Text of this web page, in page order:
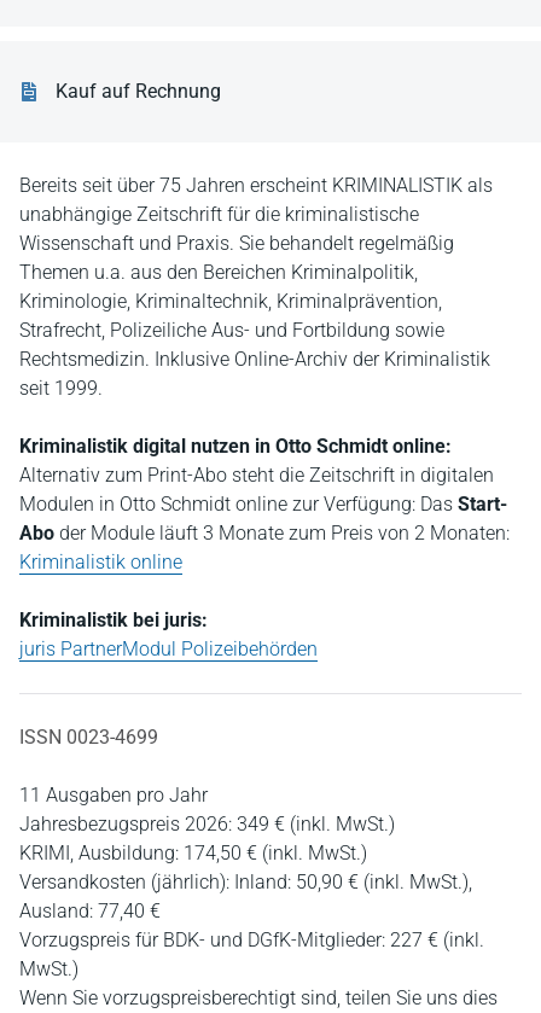
Bereits seit über 75 Jahren erscheint KRIMINALISTIK als
unabhängige Zeitschrift für die kriminalistische
Wissenschaft und Praxis. Sie behandelt regelmäßig
Themen u.a. aus den Bereichen Kriminalpolitik,
Kriminologie, Kriminaltechnik, Kriminalprävention,
Strafrecht, Polizeiliche Aus- und Fortbildung sowie
Rechtsmedizin. Inklusive Online-Archiv der Kriminalistik
seit 1999.
Kriminalistik digital nutzen in Otto Schmidt online:
Alternativ zum Print-Abo steht die Zeitschrift in digitalen
Modulen in Otto Schmidt online zur Verfügung: Das Start-
Abo der Module läuft 3 Monate zum Preis von 2 Monaten:
Kriminalistik online
Kriminalistik bei juris:
juris PartnerModul Polizeibehörden
ISSN 0023-4699
11 Ausgaben pro Jahr
Jahresbezugspreis 2026: 349 € (inkl. MwSt.)
KRIMI, Ausbildung: 174,50 € (inkl. MwSt.)
Versandkosten (jährlich): Inland: 50,90 € (inkl. MwSt.),
Ausland: 77,40 €
Vorzugspreis für BDK- und DGfK-Mitglieder: 227 € (inkl.
MwSt.)
Wenn Sie vorzugspreisberechtigt sind, teilen Sie uns dies
Kauf auf Rechnung